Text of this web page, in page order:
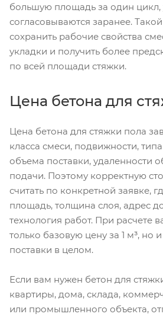
большую площадь за один цикл,
согласовываются заранее.
сохранить рабочие свойства
укладки и получить более
по всей площади стяжки.
Цена бетона для
Цена бетона для стяжки пола
класса смеси, подвижности,
объема поставки, удаленности
подачи. Поэтому корректную
считать по конкретной заявке,
площадь, толщина слоя, адрес
технология работ. При расчете
только базовую цену за 1 м³, но
поставки в целом.
Если вам нужен бетон для
квартиры, дома, склада,
или промышленного объекта,